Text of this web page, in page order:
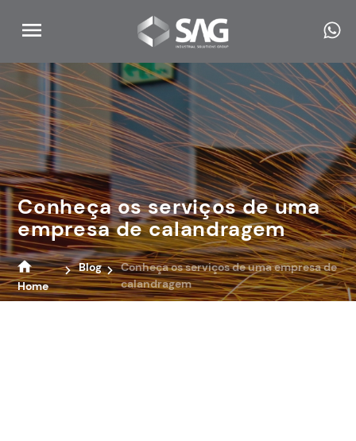
Conheça os serviços de uma
empresa de calandragem
Home
Blog
Conheça os serviços de uma empresa de
calandragem